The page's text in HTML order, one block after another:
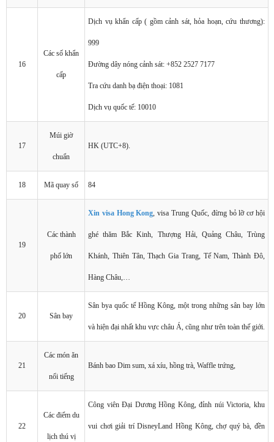
16
Các số khẩn
cấp
Dịch vụ khẩn cấp ( gồm cảnh sát, hỏa hoạn, cứu thương):
999
Đường dây nóng cảnh sát: +852 2527 7177
Tra cứu danh bạ điện thoại: 1081
Dịch vụ quốc tế: 10010
17
Múi giờ
chuẩn
HK (UTC+8).
18 Mã quay số 84
19
Các thành
phố lớn
Xin visa Hong Kong, visa Trung Quốc, đừng bỏ lỡ cơ hội
ghé thăm Bắc Kinh, Thượng Hải, Quảng Châu, Trùng
Khánh, Thiên Tân, Thạch Gia Trang, Tế Nam, Thành Đô,
Hàng Châu,…
20 Sân bay
Sân bya quốc tế Hồng Kông, một trong những sân bay lớn
và hiện đại nhất khu vực châu Á, cũng như trên toàn thế giới.
21
Các món ăn
nổi tiếng
Bánh bao Dim sum, xá xíu, hồng trà, Waffle trứng,
22
Các điểm du
lịch thú vị
Công viên Đại Dương Hồng Kông, đỉnh núi Victoria, khu
vui chơi giải trí DisneyLand Hồng Kông, chợ quý bà, đền